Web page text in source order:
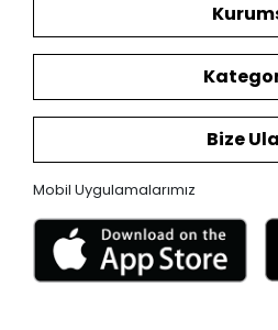
Bize
Mobil Uygulamalarımız